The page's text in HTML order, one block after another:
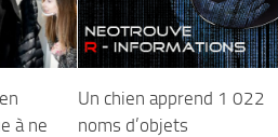
à ne
Un chien apprend 1 022
noms d’objets